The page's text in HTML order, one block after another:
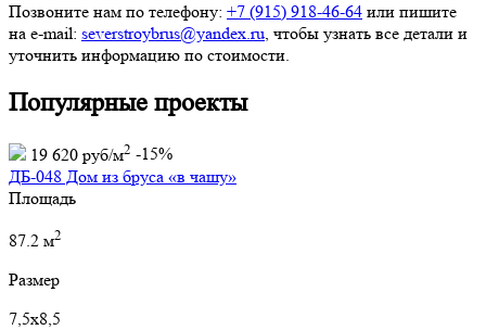
Позвоните нам по телефону: +7 (915) 918-46-64 или пишите
на e-mail: severstroybrus@yandex.ru, чтобы узнать все детали и
уточнить информацию по стоимости.
Популярные проекты
19 620 руб/м2 -15%
ДБ-048 Дом из бруса «в чашу»
Площадь
87.2 м2
Размер
7,5х8,5